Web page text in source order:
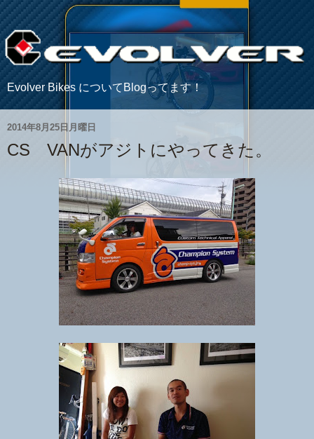
Evolver Bikes についてBlogってます！
2014年8月25日月曜日
CS VANがアジトにやってきた。